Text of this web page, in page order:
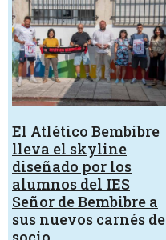
El Atlético Bembibre
lleva el skyline
diseñado por los
alumnos del IES
Señor de Bembibre a
sus nuevos carnés de